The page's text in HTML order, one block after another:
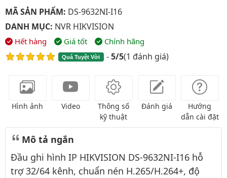
MÃ SẢN PHẨM: DS-9632NI-I16
DANH MỤC: NVR HIKVISION
Hết hàng Giá tốt Chính hãng
Quá Tuyệt Vời -5/5(1 đánh giá)
Hình ảnh Video
Thông số
kỹ thuật
Đánh giá
Hướng
dẫn cài đặt
Mô tả ngắn
Đầu ghi hình IP HIKVISION DS-9632NI-I16 hỗ
trợ 32/64 kênh, chuẩn nén H.265/H.264+, độ